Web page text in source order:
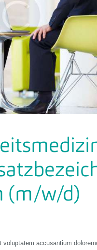
(m/w/d)
accusantium